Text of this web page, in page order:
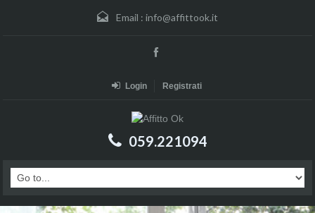
Email : info@affittook.it
Login Registrati
059.221094